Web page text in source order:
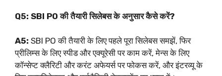
Q5: SBI PO की तैयारी सिलेबस के अनुसार कैसे करें?
A5: SBI PO की तैयारी के लिए पहले पूरा सिलेबस समझें, फिर
प्रीलिम्स के लिए स्पीड और एक्यूरेसी पर काम करें, मेन्स के लिए
कॉन्सेप्ट क्लैरिटी और करंट अफेयर्स पर फोकस करें, और इंटरव्यू के